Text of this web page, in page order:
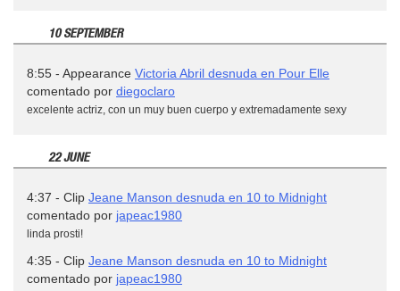
10 SEPTEMBER
8:55 - Appearance Victoria Abril desnuda en Pour Elle
comentado por diegoclaro
excelente actriz, con un muy buen cuerpo y extremadamente sexy
22 JUNE
4:37 - Clip Jeane Manson desnuda en 10 to Midnight
comentado por japeac1980
linda prosti!
4:35 - Clip Jeane Manson desnuda en 10 to Midnight
comentado por japeac1980